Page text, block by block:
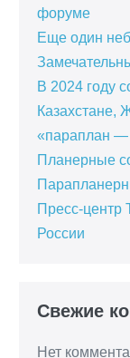
форуме
Еще один
В 2024 году
Казахстане,
«параплан —
Планерные
Пресс-центр
России
Свежие
Нет